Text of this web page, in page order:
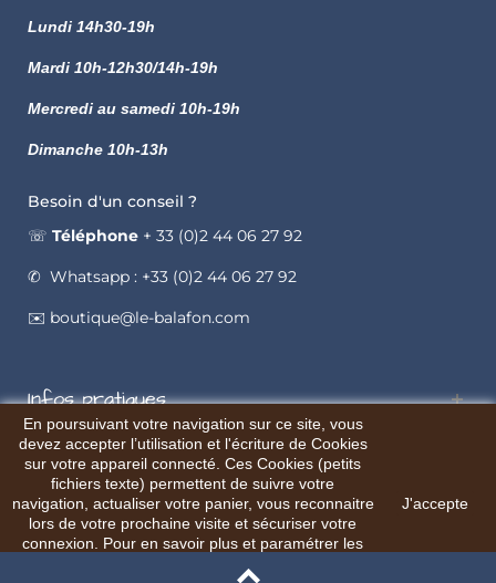
En poursuivant votre navigation sur ce site, vous
devez accepter l’utilisation et l'écriture de Cookies
sur votre appareil connecté. Ces Cookies (petits
fichiers texte) permettent de suivre votre
navigation, actualiser votre panier, vous reconnaitre
lors de votre prochaine visite et sécuriser votre
connexion. Pour en savoir plus et paramétrer les
J'accepte
Lundi 14h30-19h
Mardi 10h-12h30/14h-19h
Mercredi au samedi 10h-19h
Dimanche 10h-13h
Besoin d'un conseil ?
☏ Téléphone + 33 (0)2 44 06 27 92
✆ Whatsapp : +33 (0)2 44 06 27 92
✉️ boutique@le-balafon.com
Infos pratiques
© Le BalafonSite web réalisé par l'agence AXYOLE